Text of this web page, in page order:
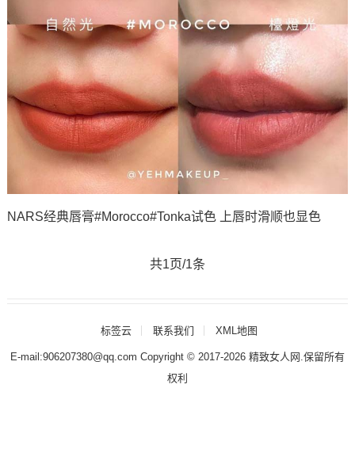
NARS经典唇膏#Morocco#Tonka试色 上唇时滑顺也显色
共1页/1条
标签云 联系我们 XML地图
E-mail:906207380@qq.com Copyright © 2017-2026 精致女人网 .保留所有
权利